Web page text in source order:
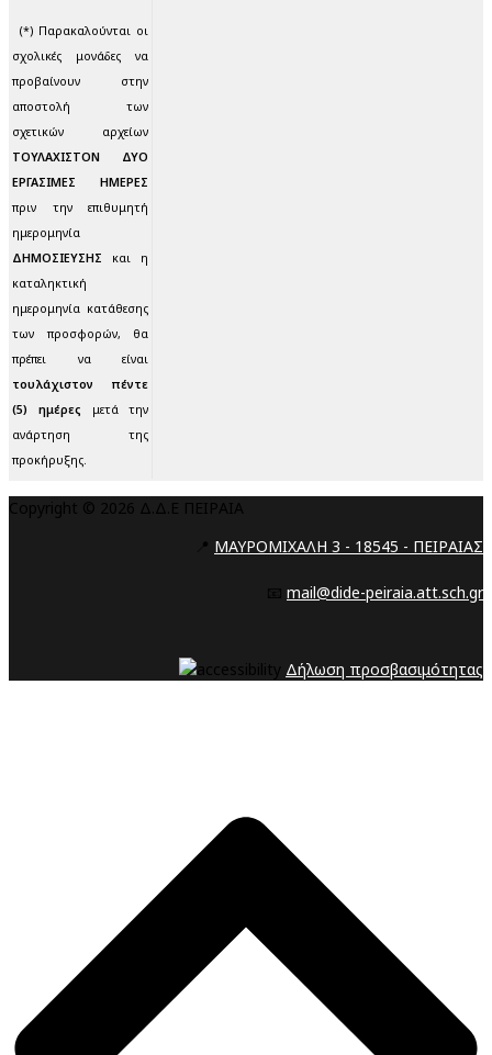
(*) Παρακαλούνται οι
σχολικές μονάδες να
προβαίνουν στην
αποστολή των
σχετικών αρχείων
ΤΟΥΛΑΧΙΣΤΟΝ ΔΥΟ
ΕΡΓΑΣΙΜΕΣ ΗΜΕΡΕΣ
πριν την επιθυμητή
ημερομηνία
ΔΗΜΟΣΙΕΥΣΗΣ και η
καταληκτική
ημερομηνία κατάθεσης
των προσφορών, θα
πρέπει να είναι
τουλάχιστον πέντε
(5) ημέρες μετά την
ανάρτηση της
προκήρυξης.
Copyright © 2026 Δ.Δ.Ε ΠΕΙΡΑΙΑ
📍 ΜΑΥΡΟΜΙΧΑΛΗ 3 - 18545 - ΠΕΙΡΑΙΑΣ
📧 mail@dide-peiraia.att.sch.gr
Δήλωση προσβασιμότητας